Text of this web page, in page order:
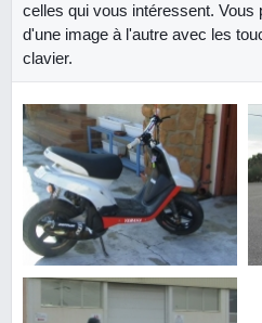
celles qui vous intéressent. Vous
d'une image à l'autre avec les
clavier.